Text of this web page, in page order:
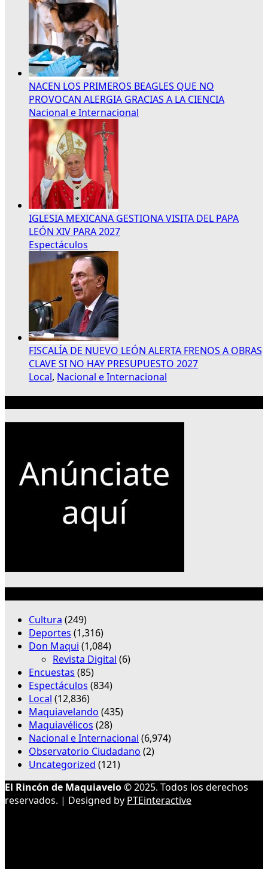
NACEN LOS PRIMEROS BEAGLES QUE NO
PROVOCAN ALERGIA GRACIAS A LA CIENCIA
Nacional e Internacional
IGLESIA MEXICANA GESTIONA VISITA DEL PAPA
LEÓN XIV PARA 2027
Espectáculos
FISCALÍA DE NUEVO LEÓN ALERTA FRENOS A OBRAS
CLAVE SI NO HAY PRESUPUESTO 2027
Local, Nacional e Internacional
Cultura (249)
Deportes (1,316)
Don Maqui (1,084)
Revista Digital (6)
Encuestas (85)
Espectáculos (834)
Local (12,836)
Maquiavelando (435)
Maquiavélicos (28)
Nacional e Internacional (6,974)
Observatorio Ciudadano (2)
Uncategorized (121)
El Rincón de Maquiavelo© 2025. Todos los derechos
reservados. | Designed by PTEinteractive